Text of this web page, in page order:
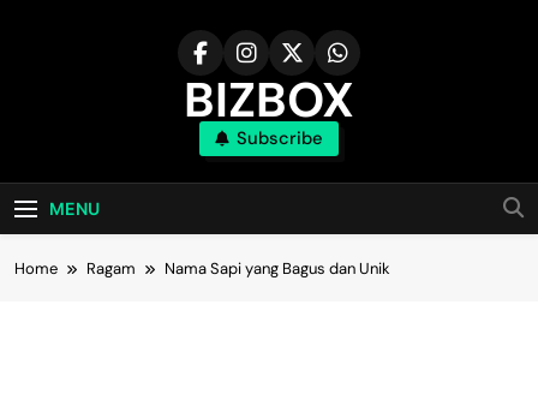
BIZBOX
Bizbox – Media Informasi Terkini
Subscribe
MENU
Home Ragam Nama Sapi yang Bagus dan Unik